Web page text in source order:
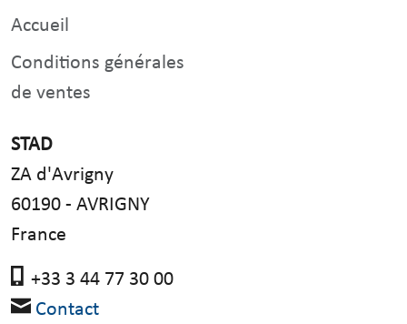
Accueil
Conditions générales
de ventes
STAD
ZA d'Avrigny
60190 - AVRIGNY
France
+33 3 44 77 30 00
Contact